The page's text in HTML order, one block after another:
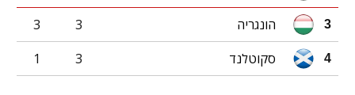
3 הונגריה 3
3
4 סקוטלנד 3
1